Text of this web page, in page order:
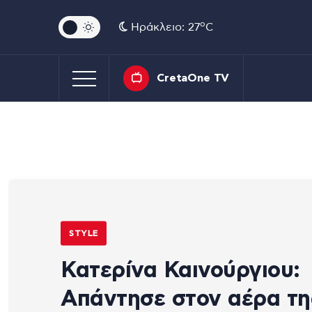
Ηράκλειο: 27oC
CretaOne TV
STYLE
Κατερίνα Καινούργιου:
Απάντησε στον αέρα